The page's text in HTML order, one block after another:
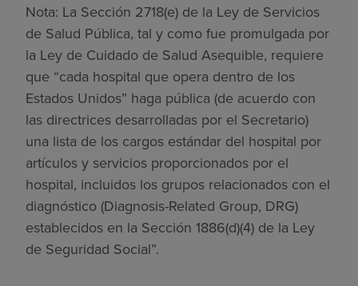
Nota: La Sección 2718(e) de la Ley de Servicios
de Salud Pública, tal y como fue promulgada por
la Ley de Cuidado de Salud Asequible, requiere
que “cada hospital que opera dentro de los
Estados Unidos” haga pública (de acuerdo con
las directrices desarrolladas por el Secretario)
una lista de los cargos estándar del hospital por
artículos y servicios proporcionados por el
hospital, incluidos los grupos relacionados con el
diagnóstico (Diagnosis-Related Group, DRG)
establecidos en la Sección 1886(d)(4) de la Ley
de Seguridad Social”.